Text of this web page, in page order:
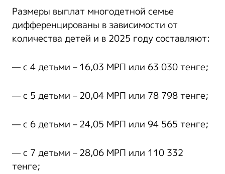
Размеры выплат многодетной семье
дифференцированы в зависимости от
количества детей и в 2025 году составляют:
— с 4 детьми – 16,03 МРП или 63 030 тенге;
— с 5 детьми – 20,04 МРП или 78 798 тенге;
— с 6 детьми – 24,05 МРП или 94 565 тенге;
— с 7 детьми – 28,06 МРП или 110 332
тенге;